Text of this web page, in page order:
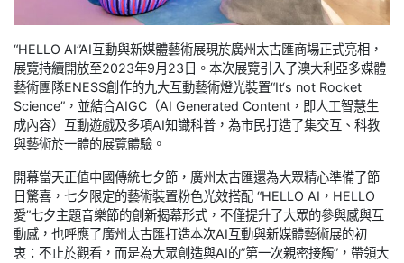
“HELLO AI”AI互動與新媒體藝術展現於廣州太古匯商場正式亮相，
展覽持續開放至2023年9月23日。本次展覽引入了澳大利亞多媒體
藝術團隊ENESS創作的九大互動藝術燈光裝置“It‘s not Rocket
Science”，並結合AIGC（AI Generated Content，即人工智慧生
成內容）互動遊戲及多項AI知識科普，為市民打造了集交互、科教
與藝術於一體的展覽體驗。
開幕當天正值中國傳統七夕節，廣州太古匯還為大眾精心準備了節
日驚喜，七夕限定的藝術裝置粉色光效搭配 “HELLO AI，HELLO
愛”七夕主題音樂節的創新揭幕形式，不僅提升了大眾的參與感與互
動感，也呼應了廣州太古匯打造本次AI互動與新媒體藝術展的初
衷：不止於觀看，而是為大眾創造與AI的”第一次親密接觸”，帶領大